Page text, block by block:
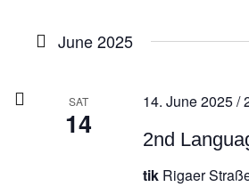
wählen.
June 2025
SAT
14 2nd
14. June 2025 /
tik Rigaer